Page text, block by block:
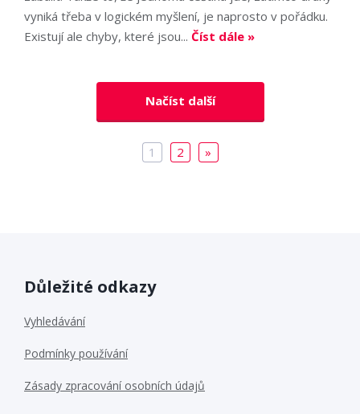
vyniká třeba v logickém myšlení, je naprosto v pořádku.
Existují ale chyby, které jsou... Číst dále »
Načíst další
1 2 »
Důležité odkazy
Vyhledávání
Podmínky používání
Zásady zpracování osobních údajů